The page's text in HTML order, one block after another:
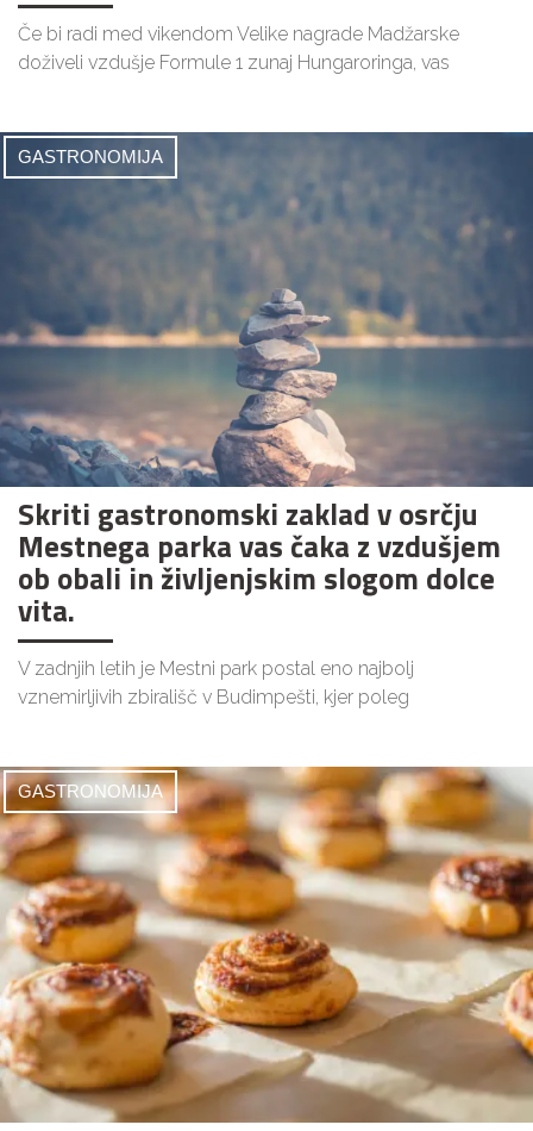
Če bi radi med vikendom Velike nagrade Madžarske
doživeli vzdušje Formule 1 zunaj Hungaroringa, vas
GASTRONOMIJA
Skriti gastronomski zaklad v osrčju
Mestnega parka vas čaka z vzdušjem
ob obali in življenjskim slogom dolce
vita.
V zadnjih letih je Mestni park postal eno najbolj
vznemirljivih zbirališč v Budimpešti, kjer poleg
GASTRONOMIJA